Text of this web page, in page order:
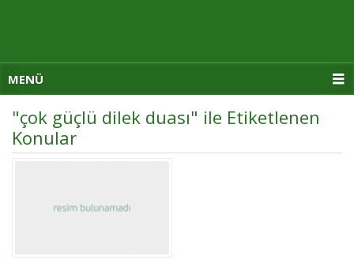
MENÜ
"çok güçlü dilek duası" ile Etiketlenen
Konular